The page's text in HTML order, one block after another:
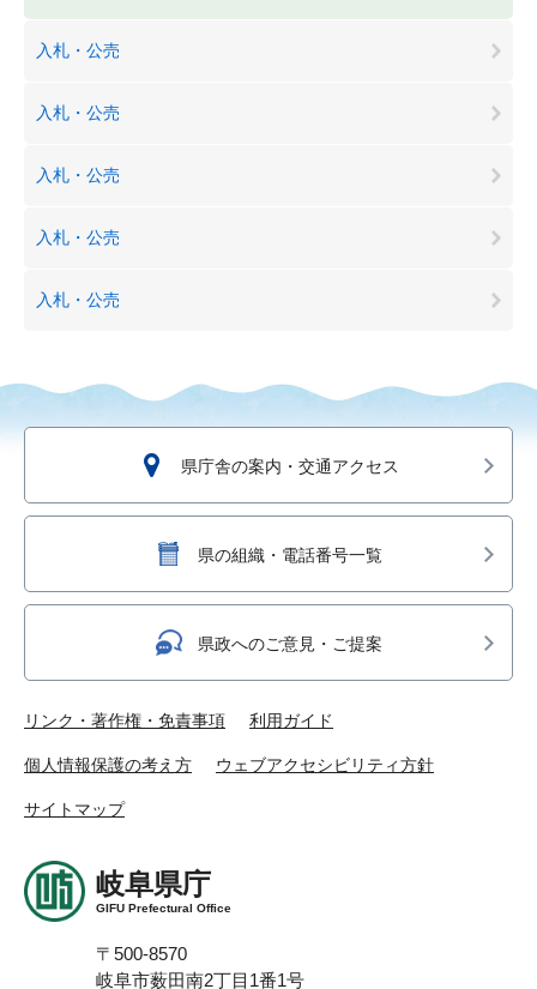
入札・公売
入札・公売
入札・公売
入札・公売
入札・公売
県庁舎の案内・交通アクセス
県の組織・電話番号一覧
県政へのご意見・ご提案
リンク・著作権・免責事項 利用ガイド
個人情報保護の考え方 ウェブアクセシビリティ方針
サイトマップ
岐阜県庁
GIFU Prefectural Office
〒500-8570
岐阜市薮田南2丁目1番1号